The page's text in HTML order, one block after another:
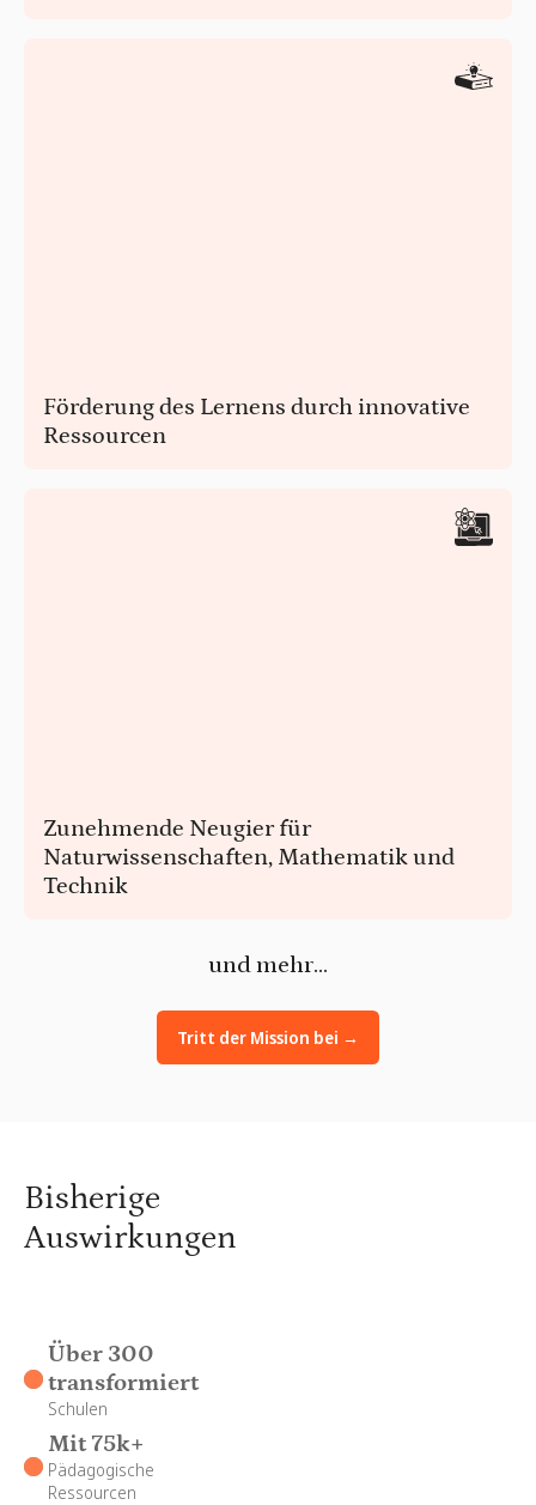
Förderung des Lernens durch innovative
Ressourcen
Zunehmende Neugier für
Naturwissenschaften, Mathematik und
Technik
erfahrungsorientierte Lernhilfen anbieten.
und mehr...
Tritt der Mission bei →
Bisherige
Auswirkungen
Über 300
transformiert
Schulen
Mit 75k+
Pädagogische
Ressourcen